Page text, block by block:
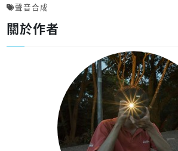
聲音合成
關於作者